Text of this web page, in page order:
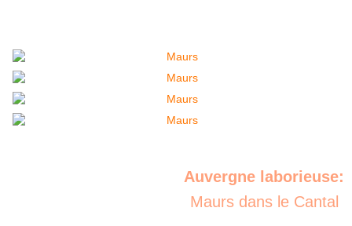
Auvergne laborieuse:
Maurs dans le Cantal